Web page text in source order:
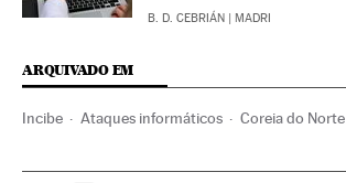
B. D. CEBRIÁN | MADRI
ARQUIVADO EM
Incibe Ataques informáticos Coreia do Norte